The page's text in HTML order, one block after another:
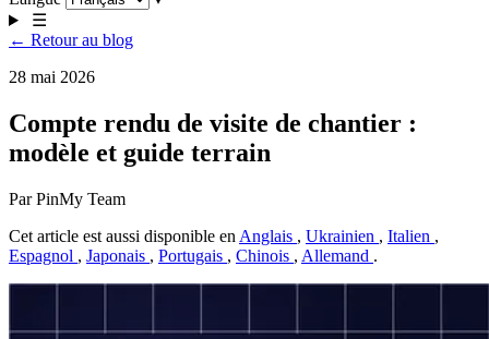
☰
← Retour au blog
28 mai 2026
Compte rendu de visite de chantier :
modèle et guide terrain
Par PinMy Team
Cet article est aussi disponible en Anglais , Ukrainien , Italien ,
Espagnol , Japonais , Portugais , Chinois , Allemand .